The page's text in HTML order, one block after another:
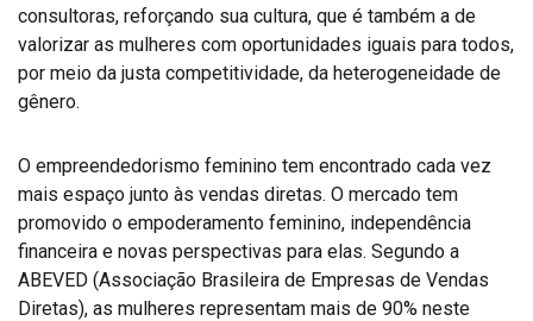
consultoras, reforçando sua cultura, que é também a de
valorizar as mulheres com oportunidades iguais para todos,
por meio da justa competitividade, da heterogeneidade de
gênero.
O empreendedorismo feminino tem encontrado cada vez
mais espaço junto às vendas diretas. O mercado tem
promovido o empoderamento feminino, independência
financeira e novas perspectivas para elas. Segundo a
ABEVED (Associação Brasileira de Empresas de Vendas
Diretas), as mulheres representam mais de 90% neste